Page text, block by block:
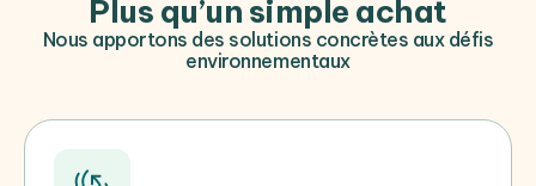
Plus qu’un simple achat
Nous apportons des solutions concrètes aux défis
environnementaux